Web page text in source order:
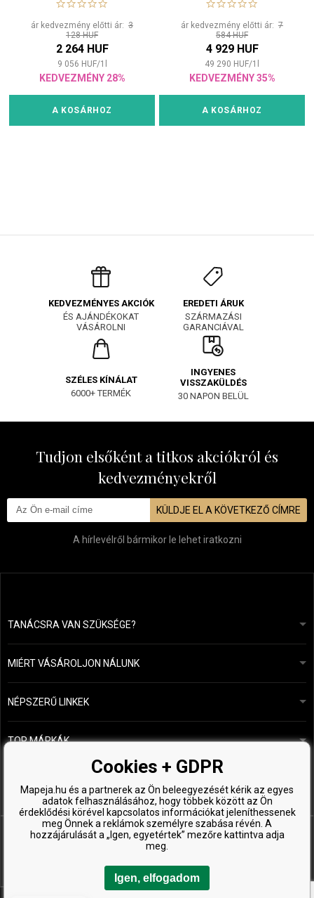
ár kedvezmény előtti ár: 3
128 HUF
2 264 HUF
9 056 HUF/1
KEDVEZMÉNY 28%
A KOSÁRHOZ
ár kedvezmény előtti ár: 7
584 HUF
4 929 HUF
49 290 HUF/1
KEDVEZMÉNY 35%
A KOSÁRHOZ
KEDVEZMÉNYES AKCIÓK
ÉS AJÁNDÉKOKAT
VÁSÁROLNI
EREDETI ÁRUK
SZÁRMAZÁSI
GARANCIÁVAL
SZÉLES KÍNÁLAT
6000+ TERMÉK
INGYENES
VISSZAKÜLDÉS
30 NAPON BELÜL
Tudjon elsőként a titkos akciókról és
kedvezményekről
KÜLDJE EL A KÖVETKEZŐ CÍMRE
A hírlevélről bármikor le lehet iratkozni
TANÁCSRA VAN SZÜKSÉGE?info@mapeja.hu
24 órán belül válaszolunk.
MIÉRT VÁSÁROLJON NÁLUNK
Általános szerződési feltételek (ÁSZF)
Személyes adatok védelme
Fizetési és szállítási áttekintés
Áru visszaküldése
NÉPSZERŰ LINKEK
A mi történetünk
TOP MÁRKÁK
Kérastase
O&M
Paul Mitchell
Wella Professionals
Zenz Organic
Cookies + GDPR
Mapeja.hu és a partnerek az Ön beleegyezését kérik az egyes
adatok felhasználásához, hogy többek között az Ön
érdeklődési körével kapcsolatos információkat jeleníthessenek
meg Önnek a reklámok személyre szabása révén. A
hozzájárulását a „Igen, egyetértek” mezőre kattintva adja
meg.
Igen, elfogadom